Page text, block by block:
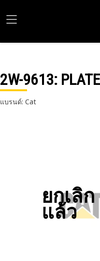
2W-9613: PLATE
แบรนด์: Cat
ยกเลิก
แล้ว